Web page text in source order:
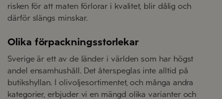
risken för att maten förlorar i kvalitet, blir dålig och
därför slängs minskar.
Olika förpackningsstorlekar
Sverige är ett av de länder i världen som har högst
andel ensamhushåll. Det återspeglas inte alltid på
butikshyllan. I olivoljesortimentet, och många andra
kategorier, erbjuder vi en mängd olika varianter och